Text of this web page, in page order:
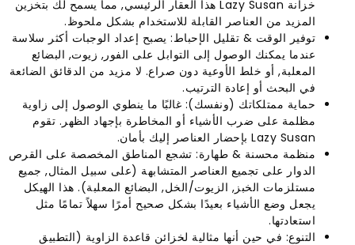
خزانة Lazy Susan هذا العقار الرئيسي, مما يسمح لك بتخزين
المزيد من العناصر القابلة للاستخدام بشكل ملحوظ.
توفير الوقت & تقليل الإحباط: يصبح إعداد الوجبات أكثر سلاسة
عندما يمكنك الوصول إلى التوابل على الفور, زيوت, البضائع
المعلبة, أو خلط الأوعية دون صراع. لا مزيد من الدقائق الضائعة
في البحث أو إعادة الترتيب.
حماية ممتلكاتك (ونفسك): غالبًا ما ينطوي الوصول إلى زاوية
مظلمة على ضرب الأشياء أو المخاطرة بإجهاد الظهر. تقوم
Lazy Susan بإحضار العناصر إليك بأمان.
منظمة محسنة & طهارة: تشجع المناطق المخصصة على القرص
الدوار على تجميع العناصر المتشابهة (على سبيل المثال, جميع
مستلزمات الخبز, الزيوت/الخل, البضائع المعلبة). هذا الهيكل
يجعل وضع الأشياء بعيدًا بشكل صحيح أمرًا سهلاً تمامًا مثل
استعادتها.
التنوع: في حين أنها مثالية لخزائن قاعدة الزاوية (التطبيق